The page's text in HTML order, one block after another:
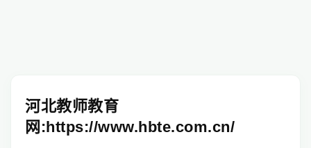
河北教师教育
网:https://www.hbte.com.cn/